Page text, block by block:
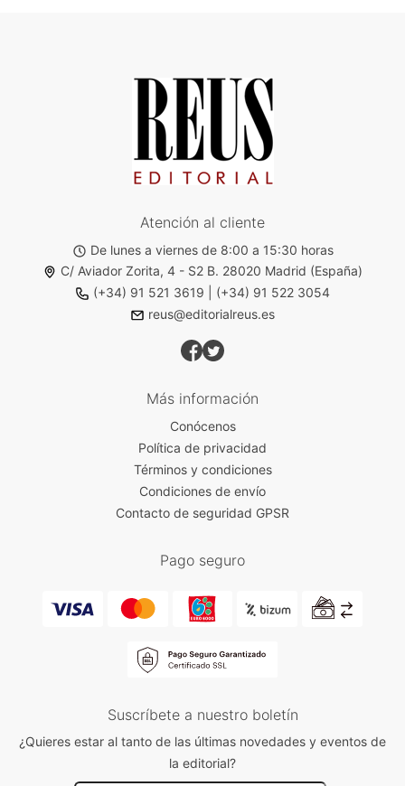
Atención al cliente
De lunes a viernes de 8:00 a 15:30 horas
C/ Aviador Zorita, 4 - S2 B. 28020 Madrid (España)
(+34) 91 521 3619
(+34) 91 522 3054
reus@editorialreus.es
Más información
Conócenos
Política de privacidad
Términos y condiciones
Condiciones de envío
Contacto de seguridad GPSR
Pago seguro
Suscríbete a nuestro boletín
¿Quieres estar al tanto de las últimas novedades y eventos de
la editorial?